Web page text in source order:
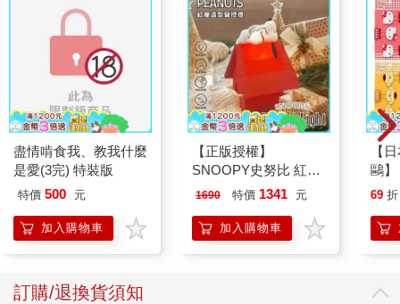
的高價咖啡，到使用日益進步的技術為基底而形成的濾水器市
場。雖然發展越來越多元，卻反而使我們更加困惑。因此回到原
點，找出最適合咖啡的水就是結論。為了給想知道答案的人一些
幫助，本書最後會提到目前的市場趨勢，一起探討較實用的方
當然，不管是個人所追求的咖啡，或是成為咖啡店焦點的咖啡，
結論都是要選擇適當的水。這問題沒有正確解答。但只要把握大
原則，就能走得比別人更踏實、更篤定。因此，在我的研究及本
書出版後，希望能讓大家在選擇足以重現最優質咖啡風味的咖啡
盡情啃食我、教我什麼
是愛(3完) 特裝版
特價 500 元
加入購物車
【正版授權】
SNOOPY史努比 紅屋
造型聲控燈 夜燈 氣氛
1690 特價 1341 元
加入購物車
【
鷗
(8款
企鵝
69 折
訂購/退換貨須知